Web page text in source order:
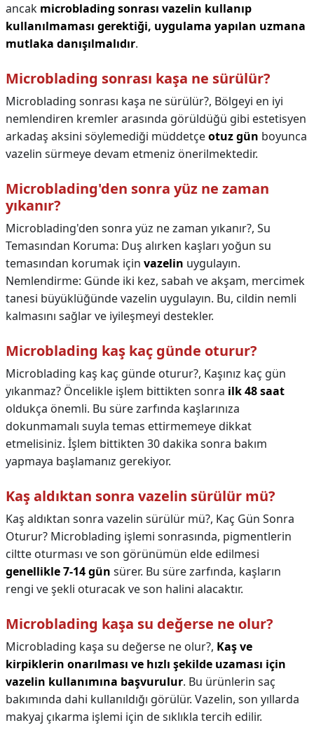
ancak microblading sonrası vazelin kullanıp
kullanılmaması gerektiği, uygulama yapılan uzmana
mutlaka danışılmalıdır.
Microblading sonrası kaşa ne sürülür?
Microblading sonrası kaşa ne sürülür?, Bölgeyi en iyi
nemlendiren kremler arasında görüldüğü gibi estetisyen
arkadaş aksini söylemediği müddetçeotuz gün boyunca
vazelin sürmeye devam etmeniz önerilmektedir.
Microblading'den sonra yüz ne zaman
yıkanır?
Microblading'den sonra yüz ne zaman yıkanır?, Su
Temasından Koruma: Duş alırken kaşları yoğun su
temasından korumak için vazelin uygulayın.
Nemlendirme: Günde iki kez, sabah ve akşam, mercimek
tanesi büyüklüğünde vazelin uygulayın. Bu, cildin nemli
kalmasını sağlar ve iyileşmeyi destekler.
Microblading kaş kaç günde oturur?
Microblading kaş kaç günde oturur?, Kaşınız kaç gün
yıkanmaz? Öncelikle işlem bittikten sonra ilk 48 saat
oldukça önemli. Bu süre zarfında kaşlarınıza
dokunmamalı suyla temas ettirmemeye dikkat
etmelisiniz. İşlem bittikten 30 dakika sonra bakım
yapmaya başlamanız gerekiyor.
Kaş aldıktan sonra vazelin sürülür mü?
Kaş aldıktan sonra vazelin sürülür mü?, Kaç Gün Sonra
Oturur? Microblading işlemi sonrasında, pigmentlerin
ciltte oturması ve son görünümün elde edilmesi
genellikle 7-14 gün sürer. Bu süre zarfında, kaşların
rengi ve şekli oturacak ve son halini alacaktır.
Microblading kaşa su değerse ne olur?
Microblading kaşa su değerse ne olur?, Kaş ve
kirpiklerin onarılması ve hızlı şekilde uzaması için
vazelin kullanımına başvurulur. Bu ürünlerin saç
bakımında dahi kullanıldığı görülür. Vazelin, son yıllarda
makyaj çıkarma işlemi için de sıklıkla tercih edilir.